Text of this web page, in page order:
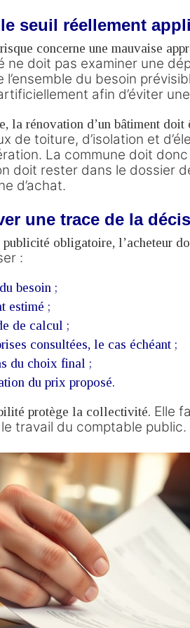
seuil réellement
concerne une mauvaise
ne doit pas examiner une
l’ensemble du besoin
afin d’éviter
la rénovation d’un bâtiment
de toiture, d’isolation et
La commune doit
doit rester dans le dossier
d’achat.
une trace de la
publicité obligatoire, l’acheteur
:
besoin ;
estimé ;
de calcul ;
consultées, le cas échéant ;
du choix final ;
du prix proposé.
protège la collectivité. Elle
travail du comptable public.